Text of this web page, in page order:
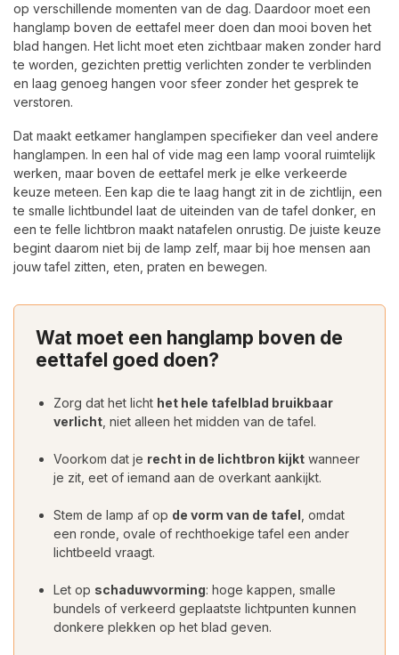
op verschillende momenten van de dag. Daardoor moet een
hanglamp boven de eettafel meer doen dan mooi boven het
blad hangen. Het licht moet eten zichtbaar maken zonder hard
te worden, gezichten prettig verlichten zonder te verblinden
en laag genoeg hangen voor sfeer zonder het gesprek te
verstoren.
Dat maakt eetkamer hanglampen specifieker dan veel andere
hanglampen. In een hal of vide mag een lamp vooral ruimtelijk
werken, maar boven de eettafel merk je elke verkeerde
keuze meteen. Een kap die te laag hangt zit in de zichtlijn, een
te smalle lichtbundel laat de uiteinden van de tafel donker, en
een te felle lichtbron maakt natafelen onrustig. De juiste keuze
begint daarom niet bij de lamp zelf, maar bij hoe mensen aan
jouw tafel zitten, eten, praten en bewegen.
Wat moet een hanglamp boven de
eettafel goed doen?
Zorg dat het licht het hele tafelblad bruikbaar
verlicht , niet alleen het midden van de tafel.
Voorkom dat je recht in de lichtbron kijkt wanneer
je zit, eet of iemand aan de overkant aankijkt.
Stem de lamp af op de vorm van de tafel , omdat
een ronde, ovale of rechthoekige tafel een ander
lichtbeeld vraagt.
Let op schaduwvorming: hoge kappen, smalle
bundels of verkeerd geplaatste lichtpunten kunnen
donkere plekken op het blad geven.